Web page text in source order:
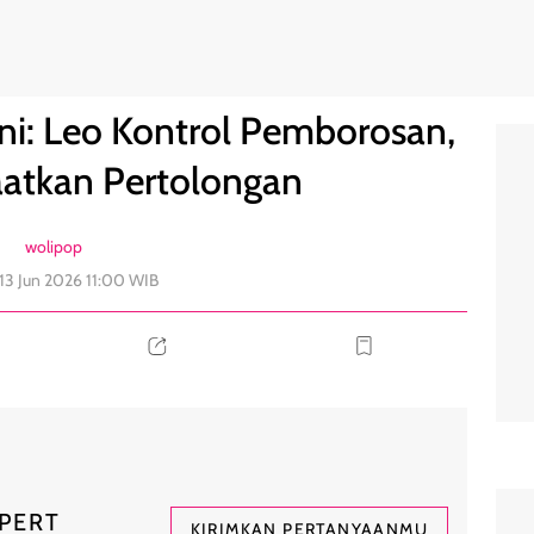
Leo Kontrol Pemborosan,
Pertolongan
wolipop
Jun 2026 11:00 WIB
KIRIMKAN PERTANYAANMU